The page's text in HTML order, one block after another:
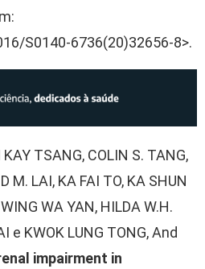
S0140-6736(20)32656-8>.
TSANG, COLIN S. TANG,
M. LAI, KA FAI TO, KA SHUN
WA YAN, HILDA W.H.
e KWOK LUNG TONG, And
impairment in